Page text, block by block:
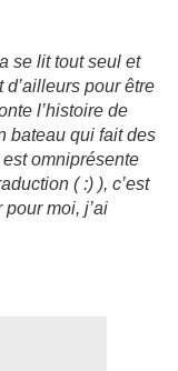
se lit tout seul et
d’ailleurs pour être
l’histoire de
bateau qui fait des
omniprésente
( :) ), c’est
moi, j’ai